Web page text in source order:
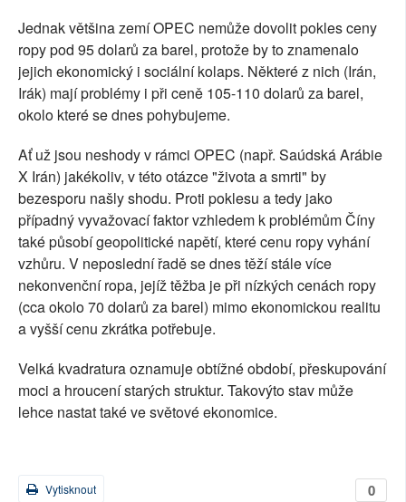
Jednak většina zemí OPEC nemůže dovolit pokles ceny
ropy pod 95 dolarů za barel, protože by to znamenalo
jejich ekonomický i sociální kolaps. Některé z nich (Irán,
Irák) mají problémy i při ceně 105-110 dolarů za barel,
okolo které se dnes pohybujeme.
Ať už jsou neshody v rámci OPEC (např. Saúdská Arábie
X Irán) jakékoliv, v této otázce "života a smrti" by
bezesporu našly shodu. Proti poklesu a tedy jako
případný vyvažovací faktor vzhledem k problémům Číny
také působí geopolitické napětí, které cenu ropy vyhání
vzhůru. V neposlední řadě se dnes těží stále více
nekonvenční ropa, jejíž těžba je při nízkých cenách ropy
(cca okolo 70 dolarů za barel) mimo ekonomickou realitu
a vyšší cenu zkrátka potřebuje.
Velká kvadratura oznamuje obtížné období, přeskupování
moci a hroucení starých struktur. Takovýto stav může
lehce nastat také ve světové ekonomice.
0
Vytisknout